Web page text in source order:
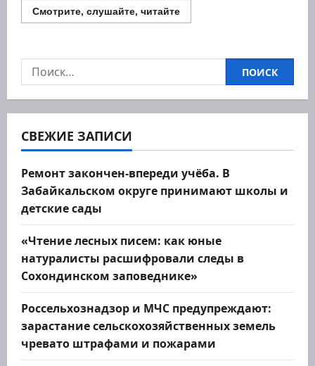
Смотрите, слушайте, читайтеПрочитать
больше
края
в
Найти:
СВЕЖИЕ ЗАПИСИ
Ремонт закончен-впереди учёба. В
Забайкальском округе принимают школы и
детские сады
«Чтение лесных писем: как юные
натуралисты расшифровали следы в
Сохондинском заповеднике»
Россельхознадзор и МЧС предупреждают:
зарастание сельскохозяйственных земель
чревато штрафами и пожарами